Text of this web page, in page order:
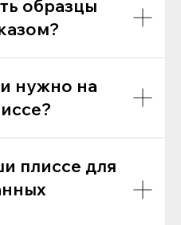
образцы
нужно на
плиссе для